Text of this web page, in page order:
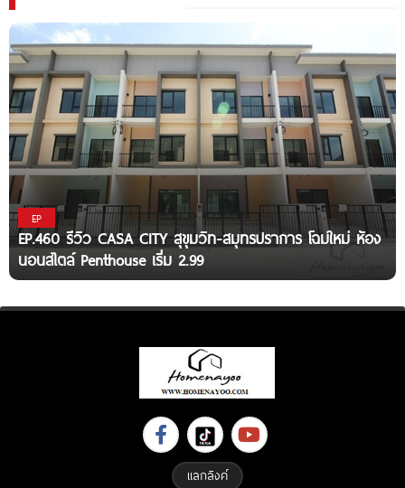
EP
EP.460 รีวิว CASA CITY สุขุมวิท-สมุทรปราการ โฉมใหม่ ห้อง
นอนสไตล์ Penthouse เริ่ม 2.99
แลกลิงค์